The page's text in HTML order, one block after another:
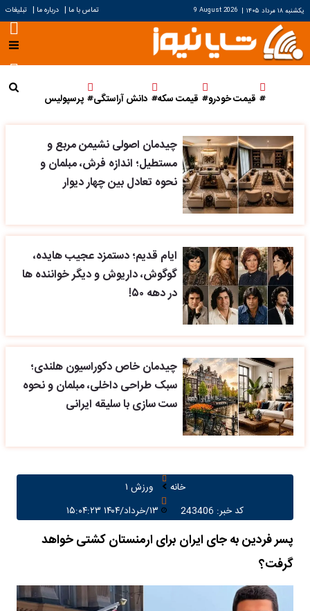
یکشنبه ۱۸ مرداد ۱۴۰۵ |
9 August 2026 تماس با ما | درباره ما | تبلیغات
قیمت خودرو قیمت سکه دانش آراستگی پرسپولیس
چیدمان اصولی نشیمن مربع و
مستطیل؛ اندازه فرش، مبلمان و
نحوه تعادل بین چهار دیوار
ایام قدیم؛ دستمزد عجیب هایده،
گوگوش، داریوش و دیگر خواننده ها
در دهه ۵۰!
چیدمان خاص دکوراسیون هلندی؛
سبک طراحی داخلی، مبلمان و نحوه
ست سازی با سلیقه ایرانی
خانه
ورزش ۱
کد خبر: 243406
پسر فردین به جای ایران برای ارمنستان کشتی خواهد
گرفت؟